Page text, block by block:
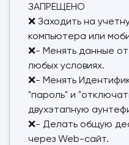
ЗАПРЕЩЕНО
❌ Заходить на
компьютера или
❌- Менять данные
любых условиях.
❌- Менять
"пароль" и
двухэтапную
❌- Делать общую
через Web-сайт.